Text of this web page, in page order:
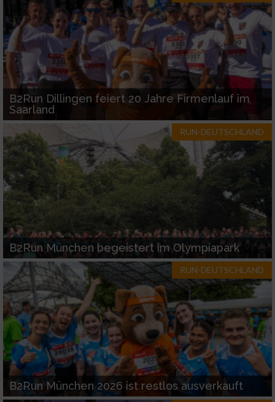
B2Run Dillingen feiert 20 Jahre Firmenlauf im
Saarland
RUN-DEUTSCHLAND
B2Run München begeistert im Olympiapark
RUN-DEUTSCHLAND
B2Run München 2026 ist restlos ausverkauft